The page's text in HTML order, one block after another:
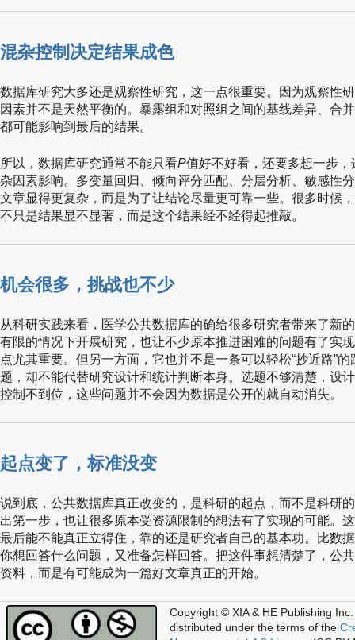
混杂控制决定结果成色
数据库研究大多还是观察性研究，这一点很重要。因为观察性
因素并不是天然平衡的。暴露组和对照组之间的基线差异、合
都可能影响到最后的结果。
所以，数据库研究通常不能只看P值好不好看，还要多想一步
杂因素影响。多变量回归、倾向评分匹配、分层分析、敏感性
文章显得更复杂，而是为了让结论尽量更可靠一些。很多时候
不只是结果显不显著，而是这个结果经不经得起推敲。
机会很多，挑战也不少
从科研实践来看，医学公共数据库的确给很多研究者带来了新
有限的情况下开展研究，也让不少原本推进困难的问题有了实
点尤其重要。但另一方面，它也并不是一条可以轻松“抄近路”
题，却不能代替研究设计和统计判断本身。选题不够清楚，设
控制不到位，这些问题并不会因为数据是公开的就自动消失。
起点变了，标准没变
说到底，公共数据库真正改变的，是科研的起点，而不是科研
出第一步，也让很多原本受资源限制的想法有了实现的可能。
最后能不能真正立得住，靠的还是研究者自己的基本功。比数
你想回答什么问题，又准备怎样回答。把这件事想清楚了，公
资料，而是有可能成为一篇好文章真正的开始。
Copyright © XIA & HE Publishing Inc.
distributed under the terms of the